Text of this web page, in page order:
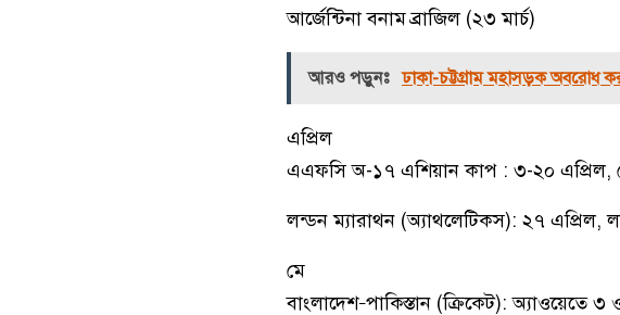
আর্জেন্টিনা বনাম ব্রাজিল (২৩ মার্চ)
আরও পড়ুনঃ ঢাকা-চট্টগ্রাম মহাসড়ক অবরোধ
এপ্রিল
এএফসি অ-১৭ এশিয়ান কাপ : ৩-২০ এপ্রিল,
লন্ডন ম্যারাথন (অ্যাথলেটিকস): ২৭ এপ্রিল,
মে
বাংলাদেশ–পাকিস্তান (ক্রিকেট): অ্যাওয়েতে ৩